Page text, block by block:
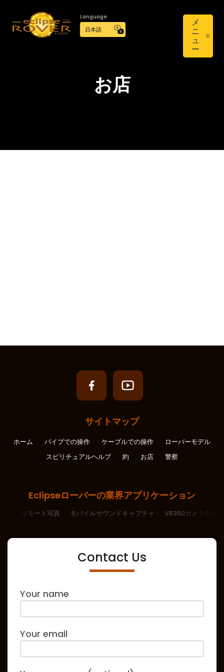
メ
ニ
ュ
ー
Language
お店
サイトマップ
ホーム パイプでの操作 ケーブルでの操作
ローバーモデル
スピリチュアルヘルプ
約 お店 警察
Eclipseローバーの業界アプリケーション
リモート写真 モバイルサウンドキャプチャ VR360カメラを使
Contact Us
Your name
Your email